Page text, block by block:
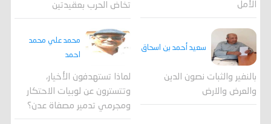
الأمل
تخاض الحرب بعقيدتين
سعيد أحمد بن اسحاق
بالنفير والثبات نصون الدين
والعرض والارض
محمد علي محمد
احمد
لماذا تستهدفون الأخيار،
وتتسترون عن لوبيات الاحتكار
ومجرمي تدمير مصفاة عدن؟